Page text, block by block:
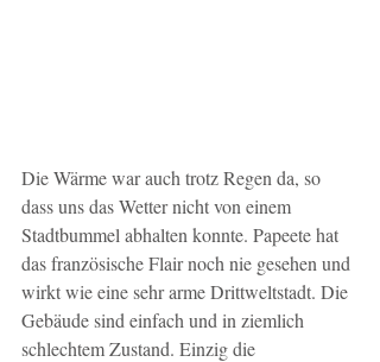
Die Wärme war auch trotz Regen da, so
dass uns das Wetter nicht von einem
Stadtbummel abhalten konnte. Papeete hat
das französische Flair noch nie gesehen und
wirkt wie eine sehr arme Drittweltstadt. Die
Gebäude sind einfach und in ziemlich
schlechtem Zustand. Einzig die